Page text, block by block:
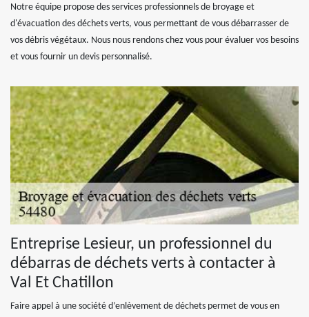
Notre équipe propose des services professionnels de broyage et
d'évacuation des déchets verts, vous permettant de vous débarrasser de
vos débris végétaux. Nous nous rendons chez vous pour évaluer vos besoins
et vous fournir un devis personnalisé.
Entreprise Lesieur, un professionnel du
débarras de déchets verts à contacter à
Val Et Chatillon
Faire appel à une société d’enlèvement de déchets permet de vous en